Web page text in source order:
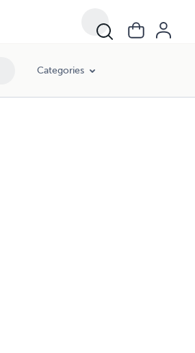
Categories